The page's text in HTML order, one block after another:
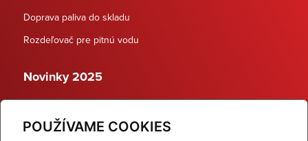
POUŽÍVAME COOKIES
Doprava paliva do skladu
Rozdeľovač pre pitnú vodu
Novinky 2025
Dynamické termostatické ventily